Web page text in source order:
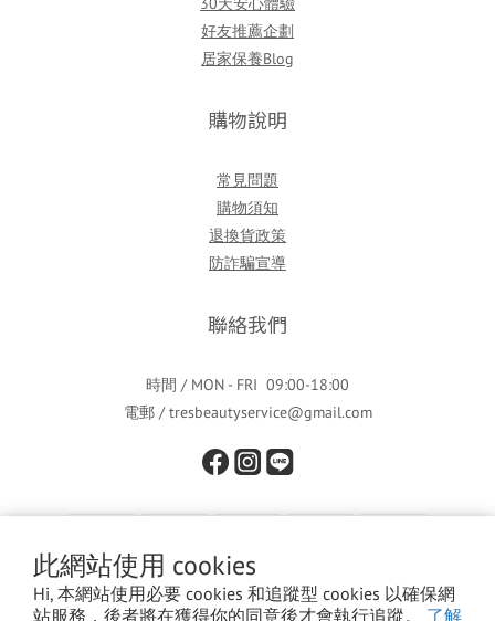
此網站使用 cookies
Hi, 本網站使用必要 cookies 和追蹤型 cookies 以確保網
站服務，後者將在獲得你的同意後才會執行追蹤。 了解
好友推薦企劃
居家保養Blog
購物說明
常見問題
購物須知
退換貨政策
防詐騙宣導
聯絡我們
時間 / MON - FRI 09:00-18:00
電郵 / tresbeautyservice@gmail.com